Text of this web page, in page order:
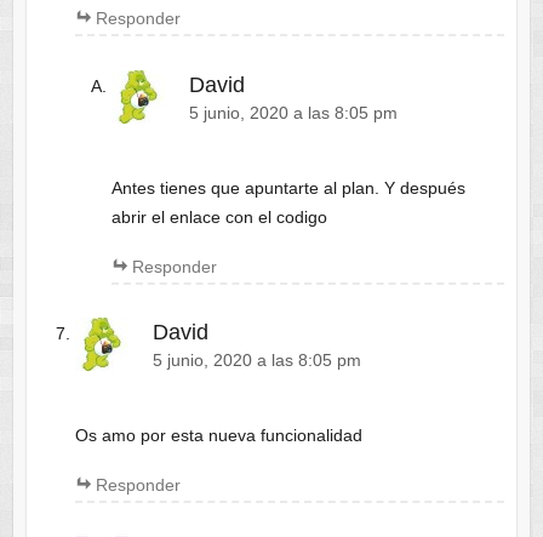
Responder
David
5 junio, 2020 a las 8:05 pm
Antes tienes que apuntarte al plan. Y después
abrir el enlace con el codigo
Responder
David
5 junio, 2020 a las 8:05 pm
Os amo por esta nueva funcionalidad
Responder